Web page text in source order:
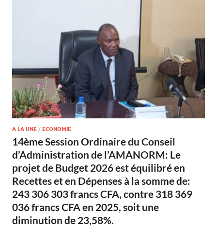
A LA UNE / ECONOMIE
14ème Session Ordinaire du Conseil
d’Administration de l’AMANORM: Le
projet de Budget 2026 est équilibré en
Recettes et en Dépenses à la somme de:
243 306 303 francs CFA, contre 318 369
036 francs CFA en 2025, soit une
diminution de 23,58%.